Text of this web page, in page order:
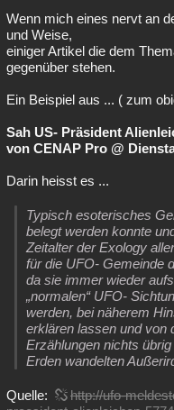
Wenn mich eines nervt an
und Weise,
einiger Artikel die dem
gegenüber stehen.
Ein Beispiel aus ... ( zum
Sah US- Präsident
von CENAP Pro @
Darin heisst es ...
Typisch esoterisches
belegt werden konnte
Zeitalter der Exology
für die UFO- Gemeinde
da sie immer wieder
„normalen“ UFO-
werden, bei näherem
erklären lassen und von
Erzählungen nichts
Erden wandelten
Quelle:
http://ufo-